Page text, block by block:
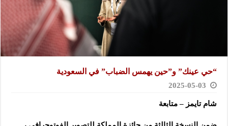
“حي عينك” و”حين يهمس الضباب” في السعودية
2025-05-03
شام تايمز – متابعة